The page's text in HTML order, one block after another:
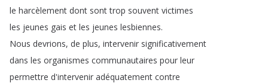
le harcèlement dont sont trop souvent victimes
les jeunes gais et les jeunes lesbiennes.
Nous devrions, de plus, intervenir significativement
dans les organismes communautaires pour leur
permettre d'intervenir adéquatement contre